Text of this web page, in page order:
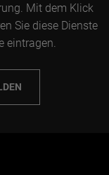
Mit dem Klick
Sie diese Dienste
eintragen.